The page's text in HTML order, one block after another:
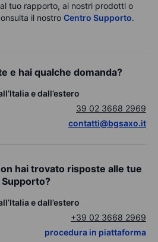
tuo rapporto, ai nostri prodotti o
il nostro Centro Supporto.
e hai qualche domanda?
e dall’estero
39 02 3668 2969
contatti@bgsaxo.it
hai trovato risposte alle tue
e dall’estero
+39 02 3668 2969
procedura in piattaforma